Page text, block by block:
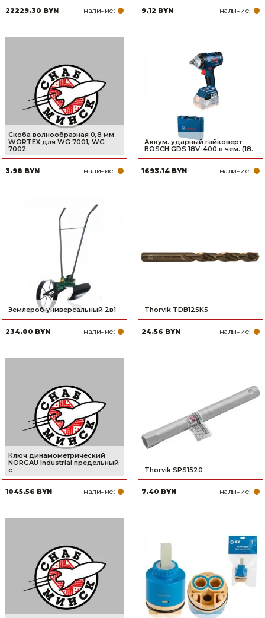
22229.30 BYN наличие: 9.12 BYN наличие:
Скоба волнообразная 0,8 мм
WORTEX для WG 7001, WG
7002
3.98 BYN наличие:
Аккум. ударный гайковерт
BOSCH GDS 18V-400 в чем. (18.
1693.14 BYN наличие:
Землероб универсальный 2в1
234.00 BYN наличие:
Thorvik TDB125K5
24.56 BYN наличие:
Ключ динамометрический
NORGAU Industrial предельный
с
1045.56 BYN наличие:
Thorvik SPS1520
7.40 BYN наличие: